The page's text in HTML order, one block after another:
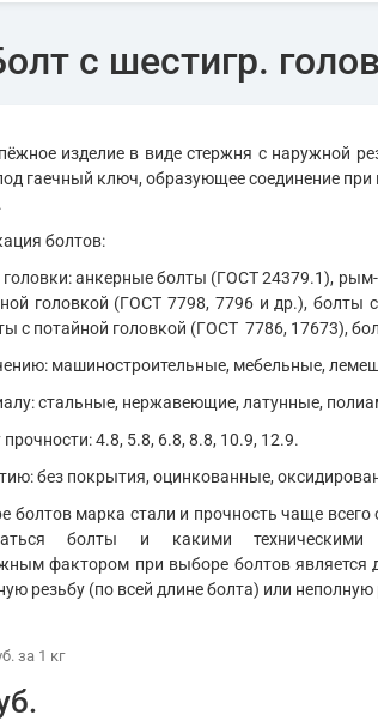
с шестигр.
изделие в виде стержня с наружной
гаечный ключ, образующее соединение
болтов:
анкерные болты (ГОСТ 24379.1),
головкой (ГОСТ 7798, 7796 и др.), болты
с потайной головкой (ГОСТ 7786, 17673),
машиностроительные, мебельные,
стальные, нержавеющие, латунные,
прочности: 4.8, 5.8, 6.8, 8.8, 10.9, 12.9.
без покрытия, оцинкованные,
болтов марка стали и прочность чаще всего
болты и какими
фактором при выборе болтов является
резьбу (по всей длине болта) или неполную
за 1 кг